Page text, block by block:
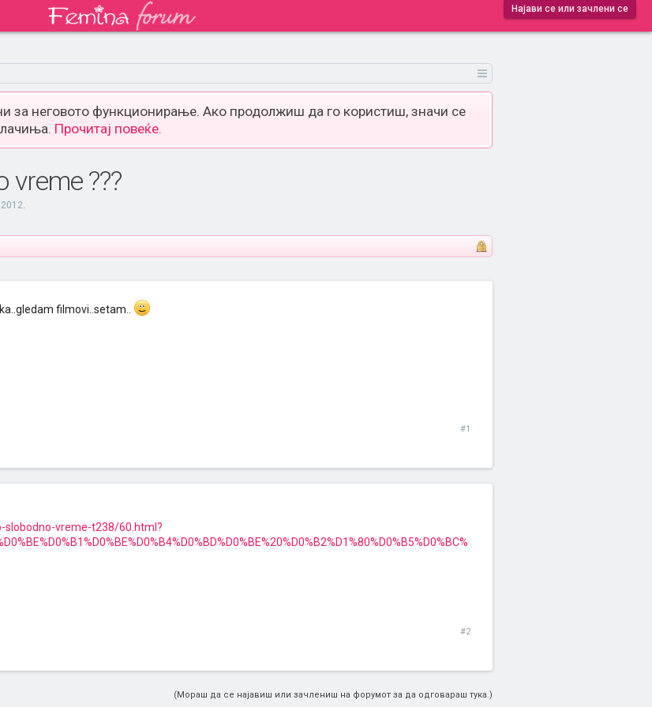
Најави се или зачлени се
за неговото функционирање. Ако продолжиш да го користиш, значи се
Прочитај повеќе.
???
2012.
filmovi..setam..
#1
slobodno-vreme-t238/60.html?
#2
(Мораш да се најавиш или зачлениш на форумот за да одговараш тука.)